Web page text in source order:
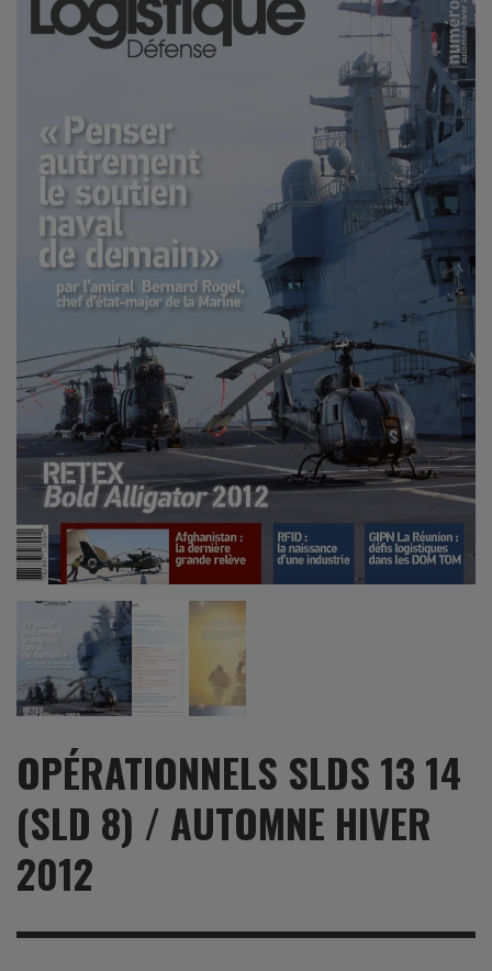
OPÉRATIONNELS SLDS 13 14
(SLD 8) / AUTOMNE HIVER
2012